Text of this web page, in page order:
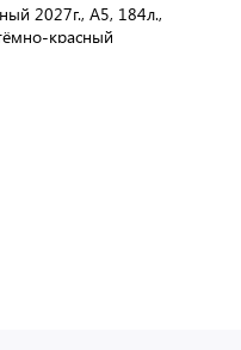
2027г., А5, 184л.,
красный